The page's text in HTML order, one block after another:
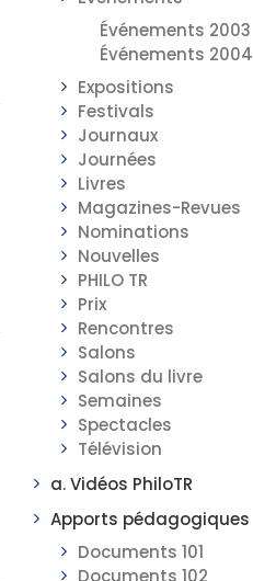
Événements 2003
Événements 2004
Expositions
Festivals
Journaux
Journées
Livres
Magazines-Revues
Nominations
Nouvelles
PHILO TR
Prix
Rencontres
Salons
Salons du livre
Semaines
Spectacles
Télévision
a. Vidéos PhiloTR
Apports pédagogiques
Documents 101
Documents 102